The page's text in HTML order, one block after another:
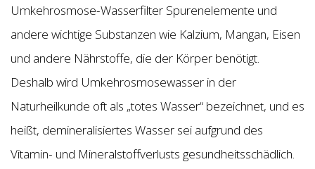
Umkehrosmose-Wasserfilter Spurenelemente und
andere wichtige Substanzen wie Kalzium, Mangan, Eisen
und andere Nährstoffe, die der Körper benötigt.
Deshalb wird Umkehrosmosewasser in der
Naturheilkunde oft als „totes Wasser“ bezeichnet, und es
heißt, demineralisiertes Wasser sei aufgrund des
Vitamin- und Mineralstoffverlusts gesundheitsschädlich.